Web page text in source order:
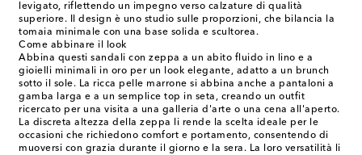
levigato, riflettendo un impegno verso calzature di qualità
superiore. Il design è uno studio sulle proporzioni, che bilancia la
tomaia minimale con una base solida e scultorea.
Come abbinare il look
Abbina questi sandali con zeppa a un abito fluido in lino e a
gioielli minimali in oro per un look elegante, adatto a un brunch
sotto il sole. La ricca pelle marrone si abbina anche a pantaloni a
gamba larga e a un semplice top in seta, creando un outfit
ricercato per una visita a una galleria d'arte o una cena all'aperto.
La discreta altezza della zeppa li rende la scelta ideale per le
occasioni che richiedono comfort e portamento, consentendo di
muoversi con grazia durante il giorno e la sera. La loro versatilità li